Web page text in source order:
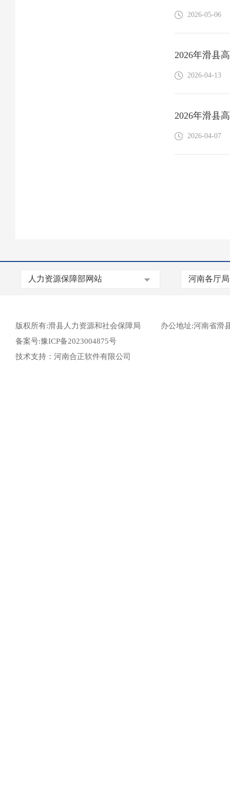
2026-05-06
2026年滑县
2026-04-13
2026年滑县
2026-04-07
版权所有:滑县人力资源和社会保障局
办公地址:河南省滑
备案号:豫ICP备2023004875号
技术支持：河南合正软件有限公司